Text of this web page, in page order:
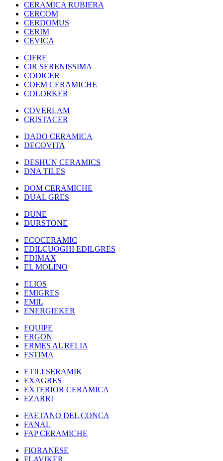
CERAMICA RUBIERA
CERCOM
CERDOMUS
CERIM
CEVICA
CIFRE
CIR SERENISSIMA
CODICER
COEM CERAMICHE
COLORKER
COVERLAM
CRISTACER
DADO CERAMICA
DECOVITA
DESHUN CERAMICS
DNA TILES
DOM CERAMICHE
DUAL GRES
DUNE
DURSTONE
ECOCERAMIC
EDILCUOGHI EDILGRES
EDIMAX
EL MOLINO
ELIOS
EMIGRES
EMIL
ENERGIEKER
EQUIPE
ERGON
ERMES AURELIA
ESTIMA
ETILI SERAMIK
EXAGRES
EXTERIOR CERAMICA
EZARRI
FAETANO DEL CONCA
FANAL
FAP CERAMICHE
FIORANESE
FLAVIKER